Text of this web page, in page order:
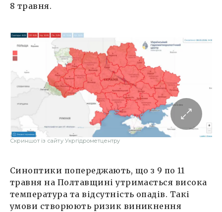
8 травня.
Скриншот із сайту Укргідрометцентру
Синоптики попереджають, що з 9 по 11
травня на Полтавщині утримається висока
температура та відсутність опадів. Такі
умови створюють ризик виникнення